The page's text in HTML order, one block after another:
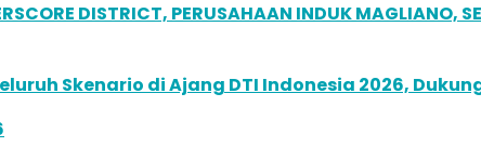
DISTRICT, PERUSAHAAN INDUK MAGLIANO,
Skenario di Ajang DTI Indonesia 2026,